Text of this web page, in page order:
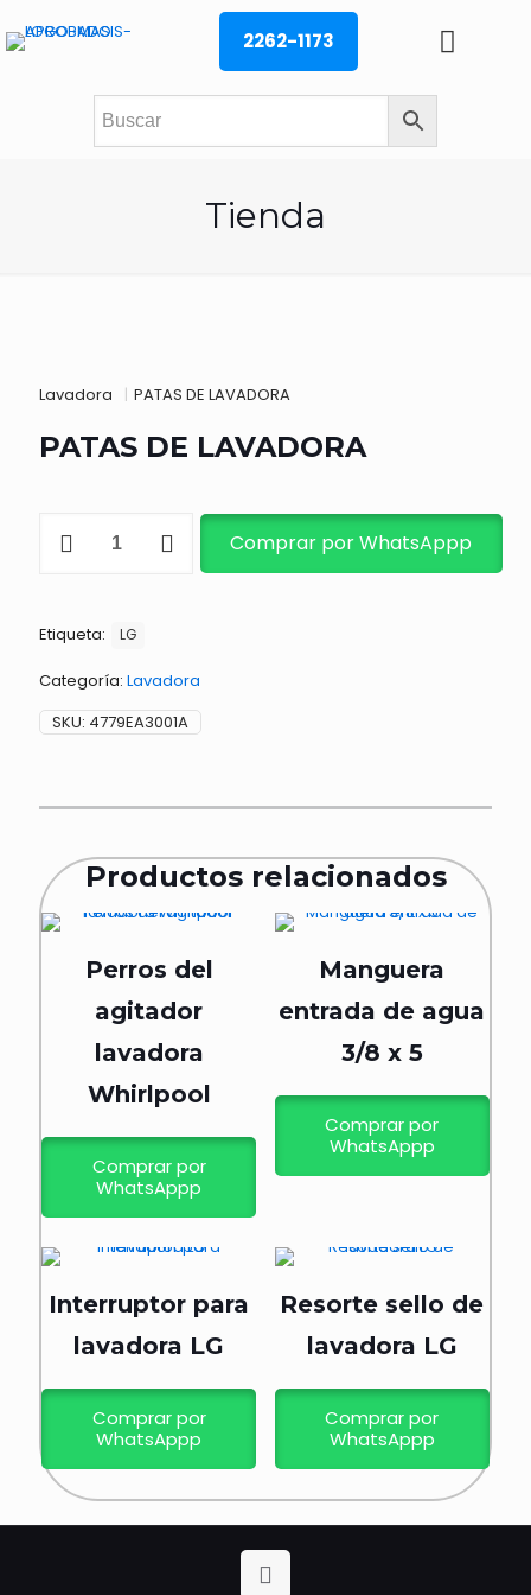
2262-1173
Tienda
Lavadora | PATAS DE LAVADORA
PATAS DE LAVADORA
Comprar por WhatsAppp
Etiqueta: LG
Categoría: Lavadora
SKU: 4779EA3001A
Productos relacionados
Perros del
agitador
lavadora
Whirlpool
Comprar por
WhatsAppp
Manguera
entrada de agua
3/8 x 5
Comprar por
WhatsAppp
Interruptor para
lavadora LG
Comprar por
WhatsAppp
Resorte sello de
lavadora LG
Comprar por
WhatsAppp